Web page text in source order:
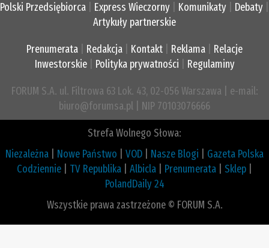
Polski Przedsiębiorca Express Wieczorny Komunikaty Debaty
Artykuły partnerskie
Prenumerata Redakcja Kontakt Reklama
Relacje
Inwestorskie| Polityka prywatności Regulaminy
FORUM S.A. ul. Filtrowa 63 Lok. 43, 02-056 Warszawa | e-mail:
biuro@forumsa.pl | NIP 70103076666
Strefa Wolnego Słowa:
Niezależna
Nowe Państwo VOD Nasze Blogi
Gazeta Polska
Codziennie
TV Republika Albicla Prenumerata Sklep
PolandDaily 24
Wszystkie prawa zastrzeżone © FORUM S.A.